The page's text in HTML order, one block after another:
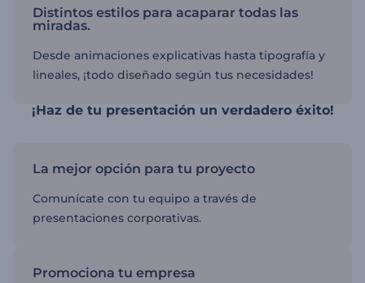
Distintos estilos para acaparar todas las
miradas.
Desde animaciones explicativas hasta tipografía y
lineales, ¡todo diseñado según tus necesidades!
¡Haz de tu presentación un verdadero éxito!
La mejor opción para tu proyecto
Comunícate con tu equipo a través de
presentaciones corporativas.
Promociona tu empresa